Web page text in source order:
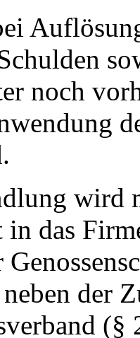
noch
wird
in das
der